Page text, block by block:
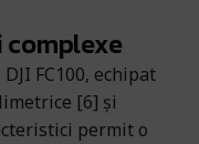
FC100, echipat
[6] și
permit o